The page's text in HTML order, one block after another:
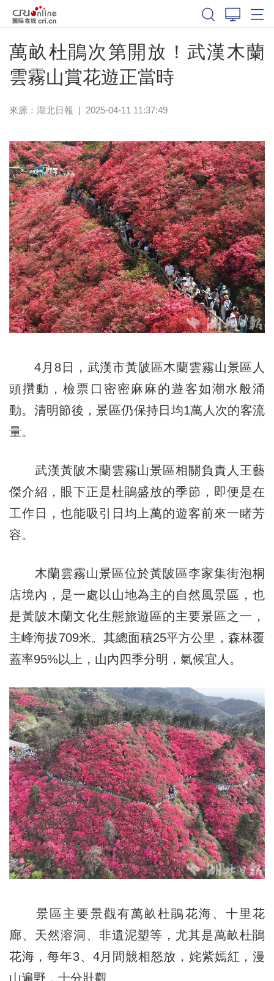
萬畝杜鵑次第開放！武漢木蘭
雲霧山賞花遊正當時
來源： 湖北日報 | 2025-04-11 11:37:49
4月8日，武漢市黃陂區木蘭雲霧山景區人
頭攢動，檢票口密密麻麻的遊客如潮水般涌
動。清明節後，景區仍保持日均1萬人次的客流
量。
武漢黃陂木蘭雲霧山景區相關負責人王藝
傑介紹，眼下正是杜鵑盛放的季節，即便是在
工作日，也能吸引日均上萬的遊客前來一睹芳
容。
木蘭雲霧山景區位於黃陂區李家集街泡桐
店境內，是一處以山地為主的自然風景區，也
是黃陂木蘭文化生態旅遊區的主要景區之一，
主峰海拔709米。其總面積25平方公里，森林覆
蓋率95%以上，山內四季分明，氣候宜人。
景區主要景觀有萬畝杜鵑花海、十里花
廊、天然溶洞、非遺泥塑等，尤其是萬畝杜鵑
花海，每年3、4月間競相怒放，姹紫嫣紅，漫
山遍野，十分壯觀。